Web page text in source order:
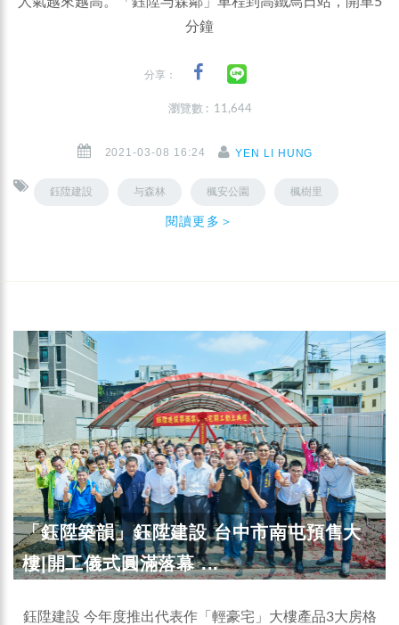
分鐘
分享：
瀏覽數 : 11,644
2021-03-08 16:24 YEN LI HUNG
鈺陞建設 与森林 楓安公園 楓樹里
閱讀更多＞
「鈺陞築韻」鈺陞建設 台中市南屯預售大
樓|開工儀式圓滿落幕 ...
鈺陞建設 今年度推出代表作「輕豪宅」大樓產品3大房格